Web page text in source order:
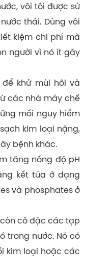
vôi tôi được sử
thải. Dùng vôi
kiệm chi phí mà
người vì nó ít gây
khử mùi hôi và
các nhà máy chế
mối nguy hiểm
kim loại nặng,
bệnh khác.
tăng nồng độ pH
kết tủa ở dạng
và phosphates ở
cô đặc các tạp
trong nước. Nó có
kim loại hoặc các